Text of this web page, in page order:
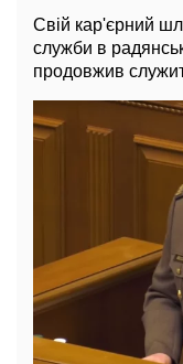
Свій кар'єрний
служби в
продовжив